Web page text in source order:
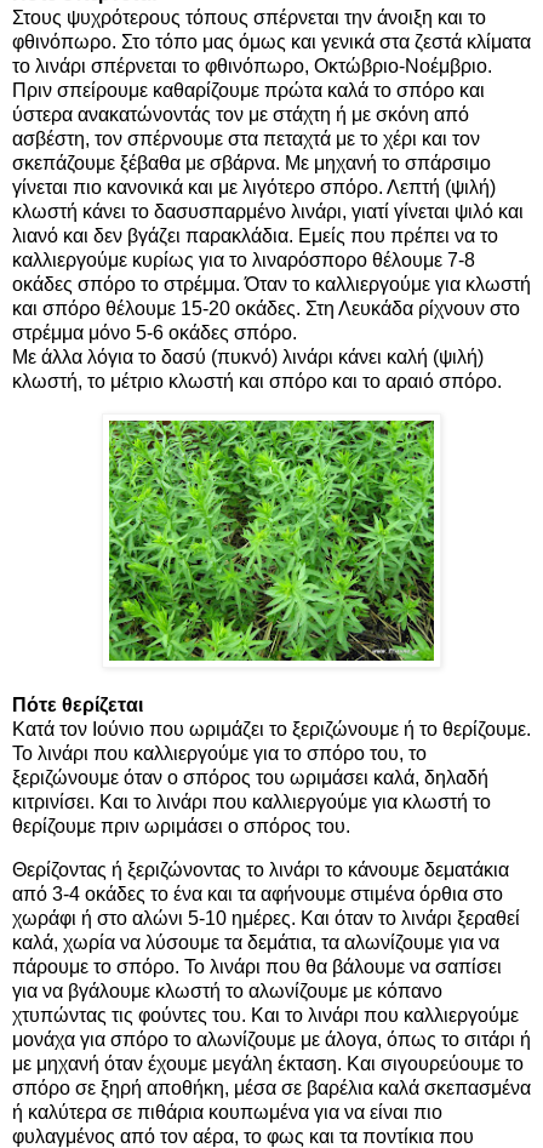
Στους ψυχρότερους τόπους σπέρνεται την άνοιξη και το
φθινόπωρο. Στο τόπο μας όμως και γενικά στα ζεστά κλίματα
το λινάρι σπέρνεται το φθινόπωρο, Οκτώβριο-Νοέμβριο.
Πριν σπείρουμε καθαρίζουμε πρώτα καλά το σπόρο και
ύστερα ανακατώνοντάς τον με στάχτη ή με σκόνη από
ασβέστη, τον σπέρνουμε στα πεταχτά με το χέρι και τον
σκεπάζουμε ξέβαθα με σβάρνα. Με μηχανή το σπάρσιμο
γίνεται πιο κανονικά και με λιγότερο σπόρο. Λεπτή (ψιλή)
κλωστή κάνει το δασυσπαρμένο λινάρι, γιατί γίνεται ψιλό και
λιανό και δεν βγάζει παρακλάδια. Εμείς που πρέπει να το
καλλιεργούμε κυρίως για το λιναρόσπορο θέλουμε 7-8
οκάδες σπόρο το στρέμμα. Όταν το καλλιεργούμε για κλωστή
και σπόρο θέλουμε 15-20 οκάδες. Στη Λευκάδα ρίχνουν στο
στρέμμα μόνο 5-6 οκάδες σπόρο.
Με άλλα λόγια το δασύ (πυκνό) λινάρι κάνει καλή (ψιλή)
κλωστή, το μέτριο κλωστή και σπόρο και το αραιό σπόρο.
Πότε θερίζεται
Κατά τον Ιούνιο που ωριμάζει το ξεριζώνουμε ή το θερίζουμε.
Το λινάρι που καλλιεργούμε για το σπόρο του, το
ξεριζώνουμε όταν ο σπόρος του ωριμάσει καλά, δηλαδή
κιτρινίσει. Και το λινάρι που καλλιεργούμε για κλωστή το
θερίζουμε πριν ωριμάσει ο σπόρος του.
Θερίζοντας ή ξεριζώνοντας το λινάρι το κάνουμε δεματάκια
από 3-4 οκάδες το ένα και τα αφήνουμε στιμένα όρθια στο
χωράφι ή στο αλώνι 5-10 ημέρες. Και όταν το λινάρι ξεραθεί
καλά, χωρία να λύσουμε τα δεμάτια, τα αλωνίζουμε για να
πάρουμε το σπόρο. Το λινάρι που θα βάλουμε να σαπίσει
για να βγάλουμε κλωστή το αλωνίζουμε με κόπανο
χτυπώντας τις φούντες του. Και το λινάρι που καλλιεργούμε
μονάχα για σπόρο το αλωνίζουμε με άλογα, όπως το σιτάρι ή
με μηχανή όταν έχουμε μεγάλη έκταση. Και σιγουρεύουμε το
σπόρο σε ξηρή αποθήκη, μέσα σε βαρέλια καλά σκεπασμένα
ή καλύτερα σε πιθάρια κουπωμένα για να είναι πιο
φυλαγμένος από τον αέρα, το φως και τα ποντίκια που